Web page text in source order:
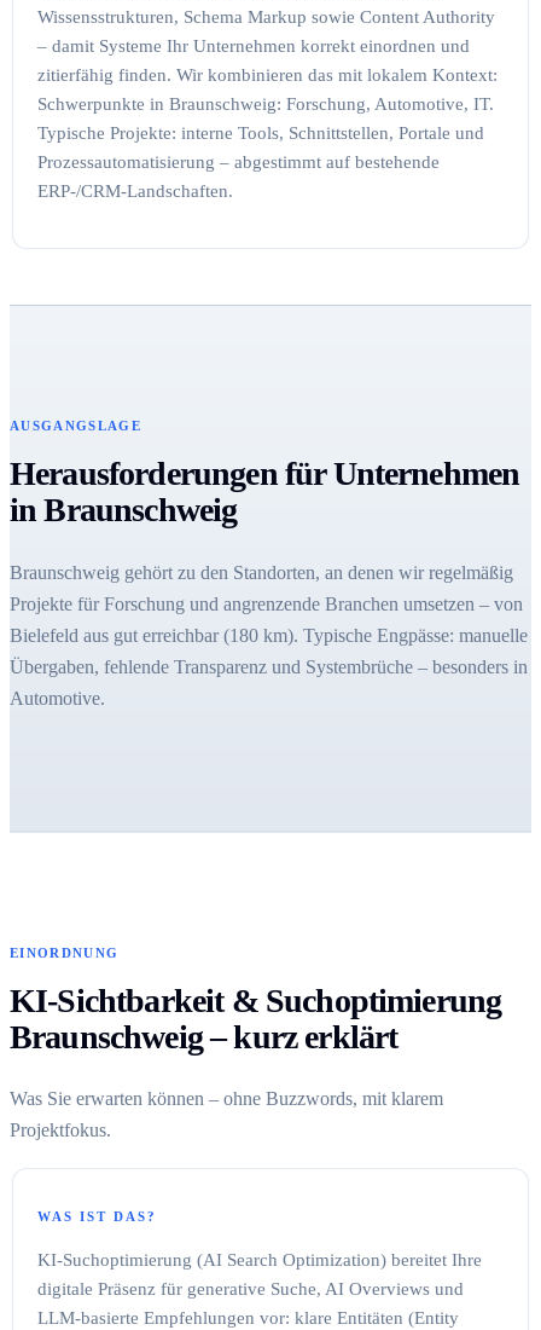
Wissensstrukturen, Schema Markup sowie Content Authority
– damit Systeme Ihr Unternehmen korrekt einordnen und
zitierfähig finden. Wir kombinieren das mit lokalem Kontext:
Schwerpunkte in Braunschweig: Forschung, Automotive, IT.
Typische Projekte: interne Tools, Schnittstellen, Portale und
Prozessautomatisierung – abgestimmt auf bestehende
ERP-/CRM-Landschaften.
AUSGANGSLAGE
Herausforderungen für Unternehmen
in Braunschweig
Braunschweig gehört zu den Standorten, an denen wir regelmäßig
Projekte für Forschung und angrenzende Branchen umsetzen – von
Bielefeld aus gut erreichbar (180 km). Typische Engpässe: manuelle
Übergaben, fehlende Transparenz und Systembrüche – besonders in
Automotive.
EINORDNUNG
KI-Sichtbarkeit & Suchoptimierung
Braunschweig – kurz erklärt
Was Sie erwarten können – ohne Buzzwords, mit klarem
Projektfokus.
WAS IST DAS?
KI-Suchoptimierung (AI Search Optimization) bereitet Ihre
digitale Präsenz für generative Suche, AI Overviews und
LLM-basierte Empfehlungen vor: klare Entitäten (Entity